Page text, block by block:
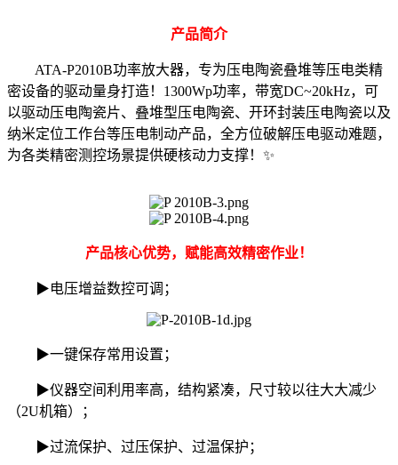
产品简介
ATA-P2010B功率放大器，专为压电陶瓷叠堆等压电类精
密设备的驱动量身打造！1300Wp功率，带宽DC~20kHz，可
以驱动压电陶瓷片、叠堆型压电陶瓷、开环封装压电陶瓷以及
纳米定位工作台等压电制动产品，全方位破解压电驱动难题，
为各类精密测控场景提供硬核动力支撑！✨
产品核心优势，赋能高效精密作业！
▶电压增益数控可调；
▶一键保存常用设置；
▶仪器空间利用率高，结构紧凑，尺寸较以往大大减少
（2U机箱）；
▶过流保护、过压保护、过温保护；